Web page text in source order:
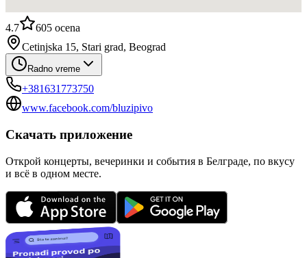
4.7 605 ocena
Cetinjska 15, Stari grad, Beograd
Radno vreme
+381631773750
www.facebook.com/bluzipivo
Скачать приложение
Открой концерты, вечеринки и события в Белграде, по вкусу
и всё в одном месте.